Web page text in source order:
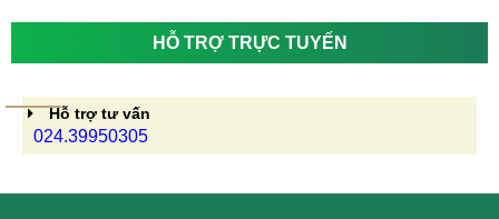
HỖ TRỢ TRỰC TUYẾN
Hỗ trợ tư vấn
024.39950305